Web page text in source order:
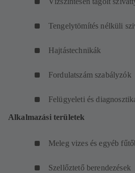
Tengelytömítés nélküli
Hajtástechnikák
Fordulatszám szabályzók
Felügyeleti és
Alkalmazási területek
Meleg vizes és egyéb
Szellőztető berendezések